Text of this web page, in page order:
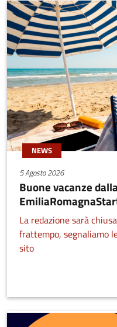
NEWS
5 Agosto 2026
Buone vacanze
La redazione sarà
frattempo, segnaliamo
sito